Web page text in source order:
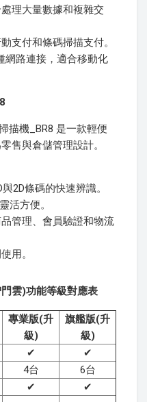
理大量數據和複雜交
支付和條碼掃描支付。
網路連接，適合移動化
描機_BR8 是一款輕便
售與倉儲管理設計。
2D條碼的快速辨識。
活方便。
管理、會員驗證和物流
用。
雲)功能等級對應表
專業版(升
級)
旗艦版(升
級)
✔
✔
4台
6台
✔
✔